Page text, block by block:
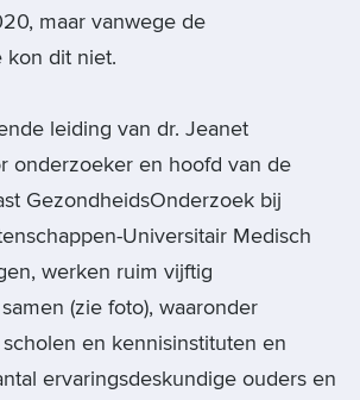
maar vanwege de
kon dit niet.
leiding van dr. Jeanet
onderzoeker en hoofd van de
GezondheidsOnderzoek bij
Universitair Medisch
werken ruim vijftig
(zie foto), waaronder
en kennisinstituten en
ervaringsdeskundige ouders en